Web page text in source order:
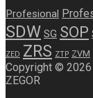
Profesional
SDW SG SOP
ZED ZRS ZTP ZVM
Copyright ©
ZEGOR